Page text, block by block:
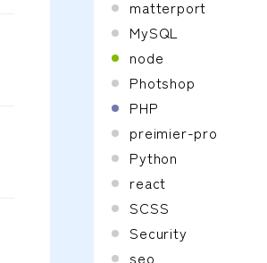
matterport
MySQL
node
Photshop
PHP
preimier-pro
Python
react
SCSS
Security
seo